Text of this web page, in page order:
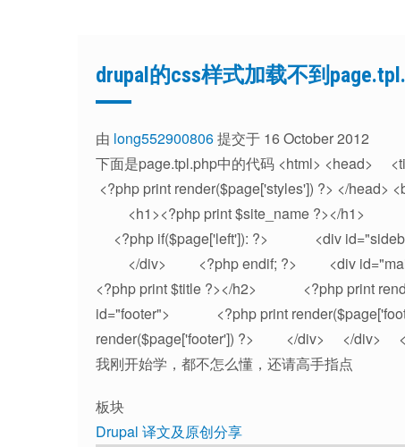
drupal的css样式加载不到
由 long552900806提交于 16 October 2012
下面是page.tpl.php中的代码 <html> <head>
<?php print render($page['styles']) ?> </
<h1><?php print $site_name ?></h1>
<?php if($page['left']): ?> <div
</div> <?php endif; ?> <div
<?php print $title ?></h2> <?php print
id="footer"> <?php print
render($page['footer']) ?> </div> </div>
我刚开始学，都不怎么懂，还请高手指点
板块
Drupal 译文及原创分享